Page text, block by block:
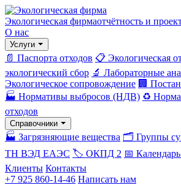
Экологическая фирмаотчётность и
О нас
Услуги
📄 Паспорта отходов 📋 Экологическая
экологический сбор 🔬 Лабораторные
Экологическое сопровождение 🏢
🏭 Нормативы выбросов (НДВ) ♻️
отходов
Справочники
🏭 Загрязняющие вещества 🗂️ Группы
ТН ВЭД ЕАЭС 🏷️ ОКПД 2 📅
Клиенты Контакты
+7 925 860-14-46 Написать нам